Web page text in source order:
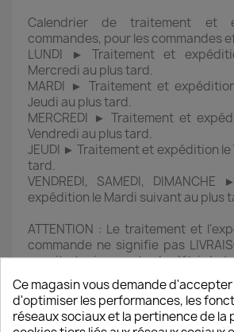
Calendrier de traitement et
commandes, pour les commandes
LUNDI ► Traitement et
Mercredi au plus tard.
MARDI ► Traitement et
Jeudi au plus tard.
MERCREDI ► Traitement et
Vendredi au plus tard.
JEUDI ► Traitement et expédition le
tard.
VENDREDI, SAMEDI,
expédition le Mardi suivant au plus
ATTENTION : Le traitement et
commande ne signifie pas
ensuite tenir compte du délai de
ci-dessus). D'autre part toutes
concernant les livraisons ne sont
indicatif et dans certains cas (jours
de ponts ou de forte affluence)
Ce magasin vous demande
d'optimiser les performances, les
réseaux sociaux et la pertinence de la